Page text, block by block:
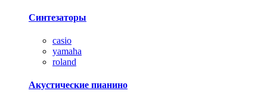
Синтезаторы
casio
yamaha
roland
Акустические пианино